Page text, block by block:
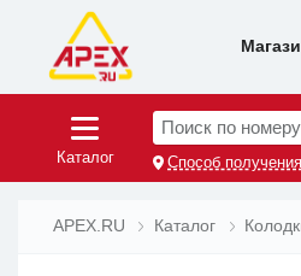
Каталог
Поиск по
Способ
APEX.RU Каталог